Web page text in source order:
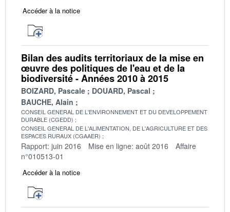
Accéder à la notice
Bilan des audits territoriaux de la mise en
œuvre des politiques de l'eau et de la
biodiversité - Années 2010 à 2015
BOIZARD, Pascale
DOUARD, Pascal
BAUCHE, Alain
CONSEIL GENERAL DE L'ENVIRONNEMENT ET DU DEVELOPPEMENT
DURABLE (CGEDD)
CONSEIL GENERAL DE L'ALIMENTATION, DE L'AGRICULTURE ET DES
ESPACES RURAUX (CGAAER)
Rapport: juin 2016 Mise en ligne: août 2016
Affaire
n°010513-01
Accéder à la notice